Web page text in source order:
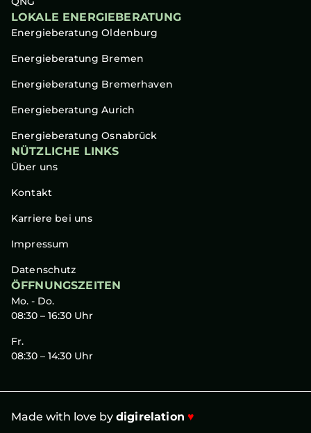
LOKALE ENERGIEBERATUNG
Energieberatung Oldenburg
Energieberatung Bremen
Energieberatung Bremerhaven
Energieberatung Aurich
Energieberatung Osnabrück
NÜTZLICHE LINKS
Über uns
Kontakt
Karriere bei uns
Impressum
Datenschutz
ÖFFNUNGSZEITEN
Mo. - Do.
08:30 – 16:30 Uhr
Fr.
08:30 – 14:30 Uhr
Made with love by digirelation ♥